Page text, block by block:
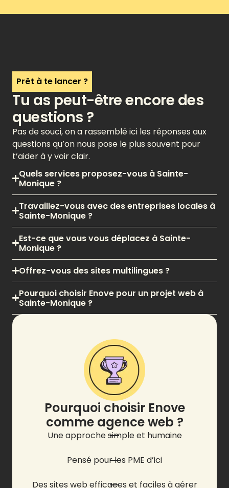
Prêt à te lancer ?
Tu as peut-être encore des
questions ?
Pas de souci, on a rassemblé ici les réponses aux
questions qu’on nous pose le plus souvent pour
t’aider à y voir clair.
Quels services proposez-vous à Sainte-
Monique ?
Travaillez-vous avec des entreprises locales à
Sainte-Monique ?
Est-ce que vous vous déplacez à Sainte-
Monique ?
Offrez-vous des sites multilingues ?
Pourquoi choisir Enove pour un projet web à
Sainte-Monique ?
Pourquoi choisir Enove
comme agence web ?
Une approche simple et humaine
Pensé pour les PME d’ici
Des sites web efficaces et faciles à gérer